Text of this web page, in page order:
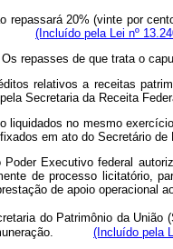
repassará 20% (vinte por
(Incluído pela Lei nº
repasses de que trata o
relativos a receitas
pela Secretaria da Receita
liquidados no mesmo
em ato do Secretário
Executivo federal
de processo licitatório,
de apoio
do Patrimônio da União
(Incluído pela